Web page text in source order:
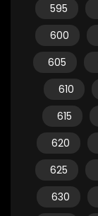
595
600
605
610
615
620
625
630